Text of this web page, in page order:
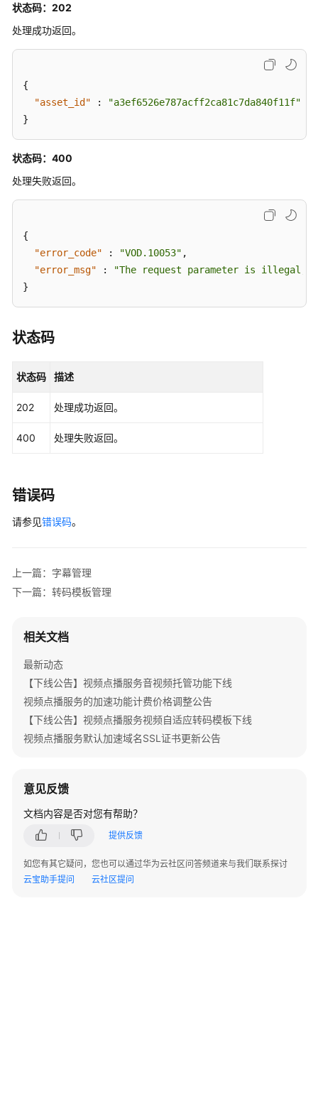
常
障
排
除
视
频
助
档
用
考
产
责
云
等
级
议
（SLA）
白
资
区
域
状态码：202
处理成功返回。
{
"asset_id"
:
"a3ef6526e787acff2ca81c7da840f11f"
}
状态码：400
处理失败返回。
{
"error_code"
: "VOD.10053" ,
"error_msg"
:
"The request parameter is
}
状态码
状态码 描述
202 处理成功返回。
400 处理失败返回。
错误码
请参见错误码。
上一篇：字幕管理
下一篇：转码模板管理
相关文档
最新动态
【下线公告】视频点播服务音视频托管功能下线
视频点播服务的加速功能计费价格调整公告
【下线公告】视频点播服务视频自适应转码模板下线
视频点播服务默认加速域名SSL证书更新公告
意见反馈
文档内容是否对您有帮助？
提供反馈
如您有其它疑问，您也可以通过华为云社区问答频道来与我们联系探讨
云宝助手提问
云社区提问